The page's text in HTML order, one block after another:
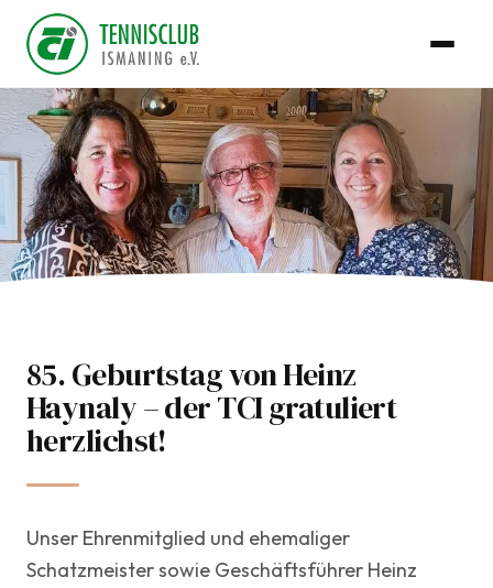
12. Juni 2026
Club
85. Geburtstag von Heinz
Haynaly – der TCI gratuliert
herzlichst!
Unser Ehrenmitglied und ehemaliger
Schatzmeister sowie Geschäftsführer Heinz